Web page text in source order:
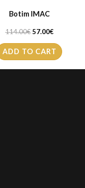
Botim IMAC
114.00€ 57.00€
ADD TO CART